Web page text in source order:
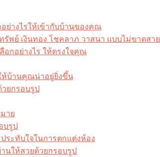
ย่างไรให้เข้ากับบ้านของคุณ
รัพย์ เงินทอง โชคลาภ วาสนา แบบไม่ขาดสาย
อกอย่างไร ให้ตรงใจคุณ
ห้บ้านคุณน่าอยู่ยิ่งขึ้น
วยกรอบรูป
าย
บรูป
ระทับใจในการตกแต่งห้อง
นให้สวยด้วยกรอบรูป